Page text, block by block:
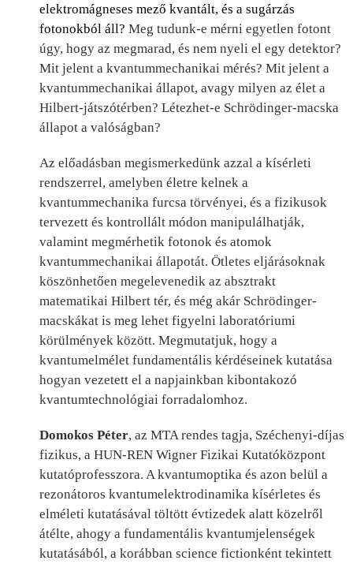
elektromágneses mező kvantált, és a sugárzás
fotonokból áll? Meg tudunk-e mérni egyetlen fotont
úgy, hogy az megmarad, és nem nyeli el egy detektor?
Mit jelent a kvantummechanikai mérés? Mit jelent a
kvantummechanikai állapot, avagy milyen az élet a
Hilbert-játszótérben? Létezhet-e Schrödinger-macska
állapot a valóságban?
Az előadásban megismerkedünk azzal a kísérleti
rendszerrel, amelyben életre kelnek a
kvantummechanika furcsa törvényei, és a fizikusok
tervezett és kontrollált módon manipulálhatják,
valamint megmérhetik fotonok és atomok
kvantummechanikai állapotát. Ötletes eljárásoknak
köszönhetően megelevenedik az absztrakt
matematikai Hilbert tér, és még akár Schrödinger-
macskákat is meg lehet figyelni laboratóriumi
körülmények között. Megmutatjuk, hogy a
kvantumelmélet fundamentális kérdéseinek kutatása
hogyan vezetett el a napjainkban kibontakozó
kvantumtechnológiai forradalomhoz.
Domokos Péter, az MTA rendes tagja, Széchenyi-díjas
fizikus, a HUN-REN Wigner Fizikai Kutatóközpont
kutatóprofesszora. A kvantumoptika és azon belül a
rezonátoros kvantumelektrodinamika kísérletes és
elméleti kutatásával töltött évtizedek alatt közelről
átélte, ahogy a fundamentális kvantumjelenségek
kutatásából, a korábban science fictionként tekintett